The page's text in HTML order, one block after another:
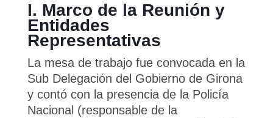
I. Marco de la Reunión y
Entidades
Representativas
La mesa de trabajo fue convocada en la
Sub Delegación del Gobierno de Girona
y contó con la presencia de la Policía
Nacional (responsable de la